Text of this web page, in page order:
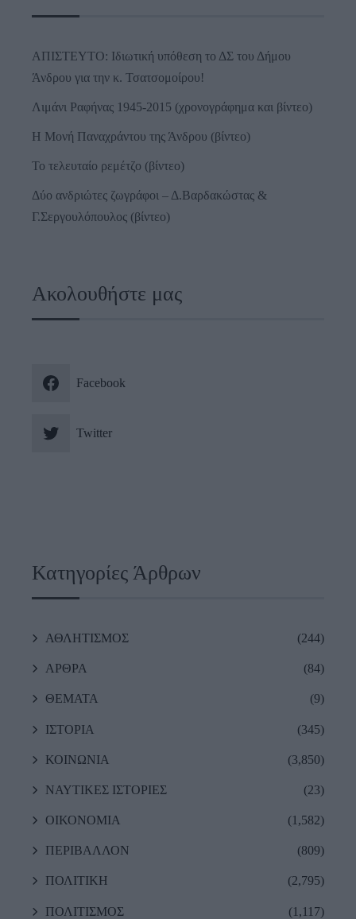
ΑΠΙΣΤΕΥΤΟ: Ιδιωτική υπόθεση το ΔΣ του Δήμου
Άνδρου για την κ. Τσατσομοίρου!
Λιμάνι Ραφήνας 1945-2015 (χρονογράφημα και βίντεο)
Η Μονή Παναχράντου της Άνδρου (βίντεο)
Το τελευταίο ρεμέτζο (βίντεο)
Δύο ανδριώτες ζωγράφοι – Δ.Βαρδακώστας &
Γ.Σεργουλόπουλος (βίντεο)
Ακολουθήστε μας
Facebook
Twitter
Κατηγορίες Άρθρων
ΑΘΛΗΤΙΣΜΟΣ (244)
ΑΡΘΡΑ (84)
ΘΕΜΑΤΑ (9)
ΙΣΤΟΡΙΑ (345)
ΚΟΙΝΩΝΙΑ (3,850)
ΝΑΥΤΙΚΕΣ ΙΣΤΟΡΙΕΣ (23)
ΟΙΚΟΝΟΜΙΑ (1,582)
ΠΕΡΙΒΑΛΛΟΝ (809)
ΠΟΛΙΤΙΚΗ (2,795)
ΠΟΛΙΤΙΣΜΟΣ (1,117)